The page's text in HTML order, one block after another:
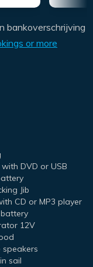
bankoverschrijving
or more
with DVD or USB
Jib
with CD or MP3 player
12V
speakers
sail